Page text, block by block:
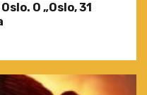
O „Oslo, 31